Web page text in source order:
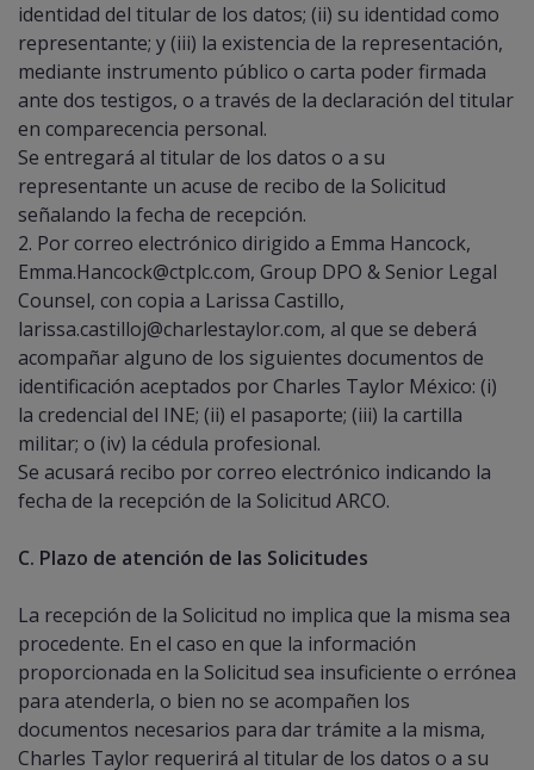
identidad del titular de los datos; (ii) su identidad como
representante; y (iii) la existencia de la representación,
mediante instrumento público o carta poder firmada
ante dos testigos, o a través de la declaración del titular
en comparecencia personal.
Se entregará al titular de los datos o a su
representante un acuse de recibo de la Solicitud
señalando la fecha de recepción.
2. Por correo electrónico dirigido a Emma Hancock,
Emma.Hancock@ctplc.com, Group DPO & Senior Legal
Counsel, con copia a Larissa Castillo,
larissa.castilloj@charlestaylor.com, al que se deberá
acompañar alguno de los siguientes documentos de
identificación aceptados por Charles Taylor México: (i)
la credencial del INE; (ii) el pasaporte; (iii) la cartilla
militar; o (iv) la cédula profesional.
Se acusará recibo por correo electrónico indicando la
fecha de la recepción de la Solicitud ARCO.
C. Plazo de atención de las Solicitudes
La recepción de la Solicitud no implica que la misma sea
procedente. En el caso en que la información
proporcionada en la Solicitud sea insuficiente o errónea
para atenderla, o bien no se acompañen los
documentos necesarios para dar trámite a la misma,
Charles Taylor requerirá al titular de los datos o a su